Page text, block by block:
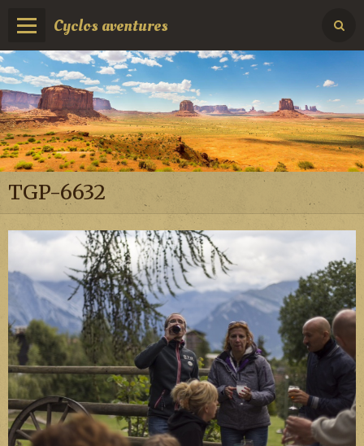
Cyclos aventures
TGP-6632